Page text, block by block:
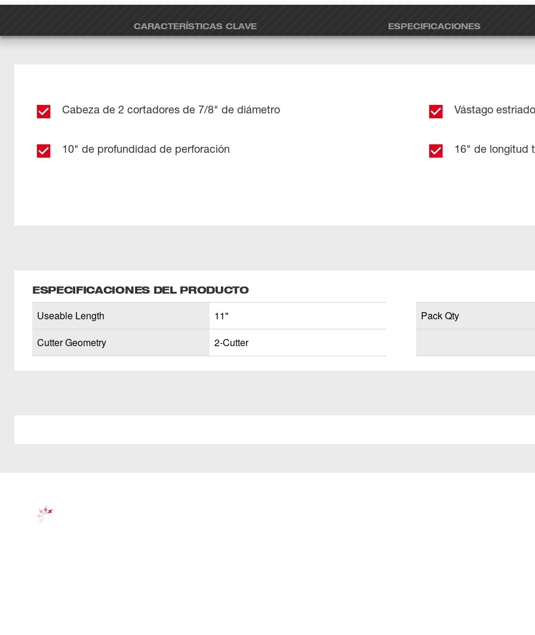
CARACTERÍSTICAS CLAVE ESPECIFICACIONES
Cabeza de 2 cortadores de 7/8" de diámetro Vástago estriado
10" de profundidad de perforación 16" de longitud
ESPECIFICACIONES DEL PRODUCTO
Useable Length
11"
Cutter Geometry
2-Cutter
Pack Qty